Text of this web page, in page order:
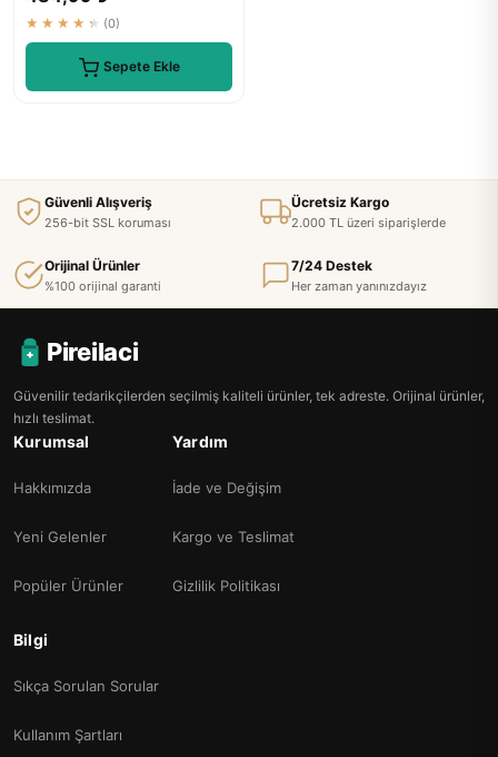
★★★★★ (0)
Sepete Ekle
Güvenli Alışveriş
256-bit SSL koruması
Ücretsiz Kargo
2.000 TL üzeri siparişlerde
Orijinal Ürünler
%100 orijinal garanti
7/24 Destek
Her zaman yanınızdayız
Pireilaci
Güvenilir tedarikçilerden seçilmiş kaliteli ürünler, tek adreste. Orijinal ürünler,
hızlı teslimat.
Kurumsal
Hakkımızda
Yeni Gelenler
Popüler Ürünler
Yardım
İade ve Değişim
Kargo ve Teslimat
Gizlilik Politikası
Bilgi
Sıkça Sorulan Sorular
Kullanım Şartları